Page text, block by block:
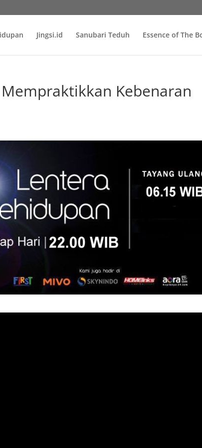
Jingsi.id Sanubari Teduh Essence of The
Kebenaran